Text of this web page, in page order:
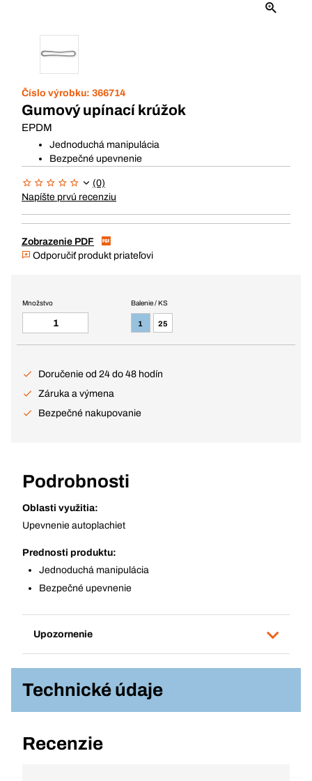
Číslo výrobku: 366714
Gumový upínací krúžok
EPDM
Jednoduchá manipulácia
Bezpečné upevnenie
(0)
Napíšte prvú recenziu
Zobrazenie PDF
Odporučiť produkt priateľovi
Balenie / KS
1 25
Množstvo
Doručenie od 24 do 48 hodín
Záruka a výmena
Bezpečné nakupovanie
Podrobnosti
Oblasti využitia:
Upevnenie autoplachiet
Prednosti produktu:
Jednoduchá manipulácia
Bezpečné upevnenie
Upozornenie
Technické údaje
Recenzie